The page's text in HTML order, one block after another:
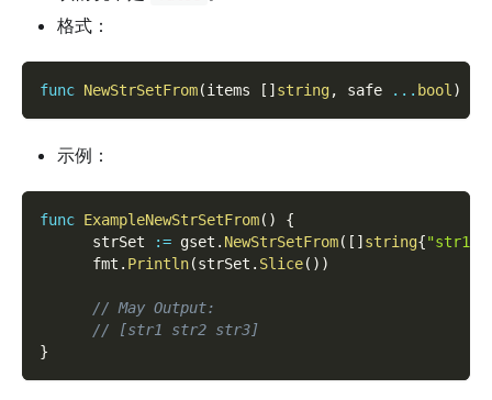
格式：
func NewStrSetFrom(items [ ] string, safe ... bool)
示例：
func ExampleNewStrSetFrom( )
{
      strSet
:= gset . NewStrSetFrom( [ ] string{"str1"
      fmt
. Println(strSet . Slice( ) )
// May Output:
// [str1 str2 str3]
}